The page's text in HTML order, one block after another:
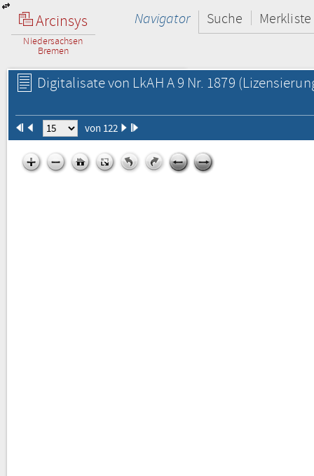
Arcinsys
Niedersachsen
Bremen
Navigator Suche Merkliste
Digitalisate von LkAH A 9 Nr. 1879
von 122